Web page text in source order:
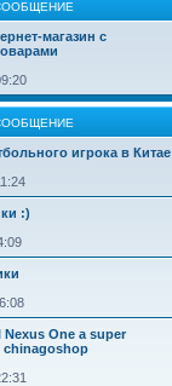
магазин с
игрока в Китае
:)
One a super
chinagoshop